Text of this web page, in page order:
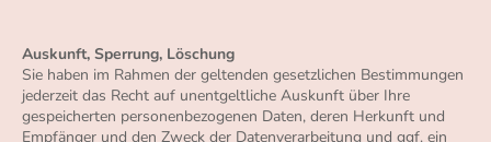
Auskunft, Sperrung, Löschung
Sie haben im Rahmen der geltenden gesetzlichen Bestimmungen
jederzeit das Recht auf unentgeltliche Auskunft über Ihre
gespeicherten personenbezogenen Daten, deren Herkunft und
Empfänger und den Zweck der Datenverarbeitung und ggf. ein